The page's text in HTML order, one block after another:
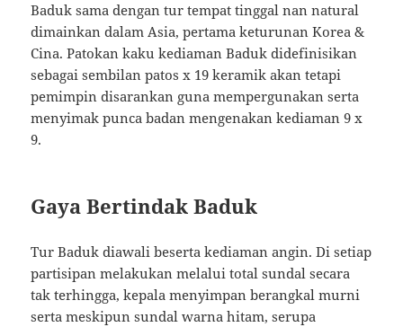
Baduk sama dengan tur tempat tinggal nan natural
dimainkan dalam Asia, pertama keturunan Korea &
Cina. Patokan kaku kediaman Baduk didefinisikan
sebagai sembilan patos x 19 keramik akan tetapi
pemimpin disarankan guna mempergunakan serta
menyimak punca badan mengenakan kediaman 9 x
9.
Gaya Bertindak Baduk
Tur Baduk diawali beserta kediaman angin. Di setiap
partisipan melakukan melalui total sundal secara
tak terhingga, kepala menyimpan berangkal murni
serta meskipun sundal warna hitam, serupa